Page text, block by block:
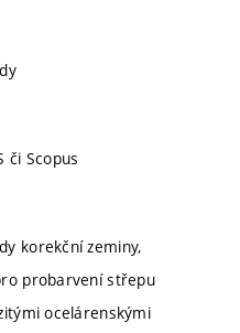
či Scopus
korekční zeminy,
probarvení střepu
ocelárenskými